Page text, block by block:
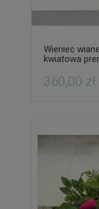
Wieniec
kwiatowa
360,00 zł